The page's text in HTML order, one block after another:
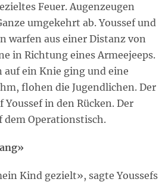
Feuer. Augenzeugen
umgekehrt ab. Youssef und
warfen aus einer Distanz von
in Richtung eines Armeejeeps.
auf ein Knie ging und eine
flohen die Jugendlichen. Der
Youssef in den Rücken. Der
dem Operationstisch.
Kind gezielt», sagte Youssefs